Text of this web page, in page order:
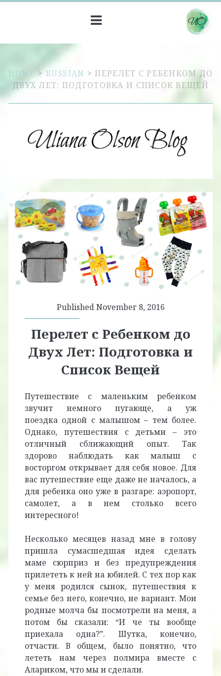
HOME>RUSSIAN >ПЕРЕЛЕТ С РЕБЕНКОМ ДО
ДВУХ ЛЕТ: ПОДГОТОВКА И СПИСОК ВЕЩЕЙ
Published November 8, 2016
Перелет с Ребенком до
Двух Лет: Подготовка и
Список Вещей
Путешествие с маленьким ребенком
звучит немного пугающе, а уж
поездка одной с малышом – тем более.
Однако, путешествия с детьми – это
отличный сближающий опыт. Так
здорово наблюдать как малыш с
восторгом открывает для себя новое. Для
вас путешествие еще даже не началось, а
для ребенка оно уже в разгаре: аэропорт,
самолет, а в нем столько всего
интересного!
Несколько месяцев назад мне в голову
пришла сумасшедшая идея сделать
маме сюрприз и без предупреждения
прилететь к ней на юбилей. С тех пор как
у меня родился сынок, путешествия к
семье без него, конечно, не вариант. Мои
родные молча бы посмотрели на меня, а
потом бы сказали: “И че ты вообще
приехала одна?”. Шутка, конечно,
отчасти. В общем, было понятно, что
лететь нам через полмира вместе с
Алариком, что мы и сделали.